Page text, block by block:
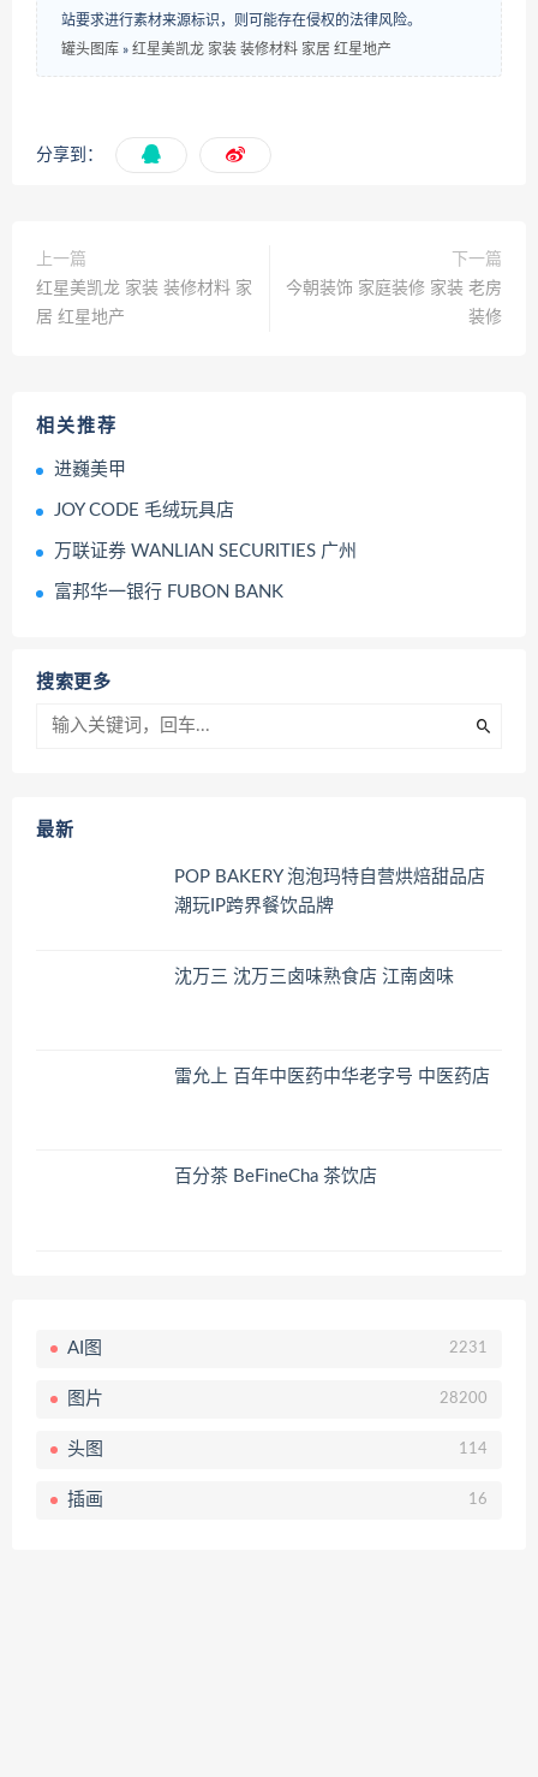
站要求进行素材来源标识，则可能存在侵权的法律风险。
罐头图库 » 红星美凯龙 家装 装修材料 家居 红星地产
分享到：
上一篇
红星美凯龙 家装 装修材料 家
居 红星地产
下一篇
今朝装饰 家庭装修 家装 老房
装修
相关推荐
进巍美甲
JOY CODE 毛绒玩具店
万联证券 WANLIAN SECURITIES 广州
富邦华一银行 FUBON BANK
搜索更多
最新
POP BAKERY 泡泡玛特自营烘焙甜品店
潮玩IP跨界餐饮品牌
沈万三 沈万三卤味熟食店 江南卤味
雷允上 百年中医药中华老字号 中医药店
百分茶 BeFineCha 茶饮店
AI图 2231
图片 28200
头图 114
插画 16